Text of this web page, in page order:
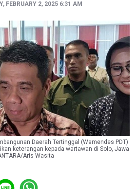
FEBRUARY 2, 2025 6:31 AM
Daerah Tertinggal (Wamendes PDT)
keterangan kepada wartawan di Solo, Jawa
Aris Wasita